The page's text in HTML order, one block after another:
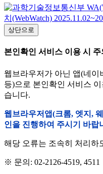
상단으로
본인확인 서비스 이용 시
웹브라우저가 아닌 앱(네이
등)으로 본인확인 서비스
습니다.
웹브라우저앱(크롬, 엣지,
인을 진행하여 주시기 바랍
해당 오류는 조속히 처리하
※ 문의: 02-2126-4519, 4511